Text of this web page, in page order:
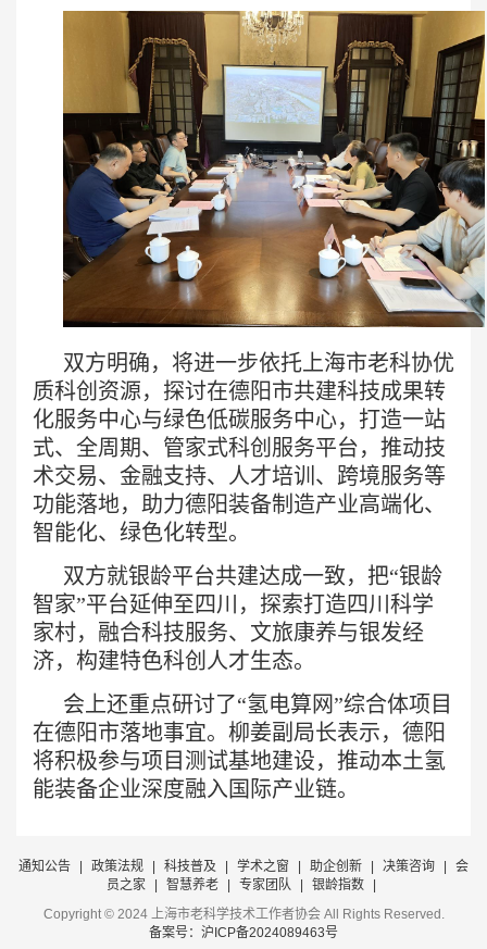
双方明确，将进一步依托上海市老科协优
质科创资源，探讨在德阳市共建科技成果转
化服务中心与绿色低碳服务中心，打造一站
式、全周期、管家式科创服务平台，推动技
术交易、金融支持、人才培训、跨境服务等
功能落地，助力德阳装备制造产业高端化、
智能化、绿色化转型。
双方就银龄平台共建达成一致，把“银龄
智家”平台延伸至四川，探索打造四川科学
家村，融合科技服务、文旅康养与银发经
济，构建特色科创人才生态。
会上还重点研讨了“氢电算网”综合体项目
在德阳市落地事宜。柳姜副局长表示，德阳
将积极参与项目测试基地建设，推动本土氢
能装备企业深度融入国际产业链。
通知公告 政策法规 科技普及 学术之窗 助企创新 决策咨询
会
员之家
智慧养老 专家团队 银龄指数
Copyright © 2024 上海市老科学技术工作者协会 All Rights Reserved.
备案号：沪ICP备2024089463号